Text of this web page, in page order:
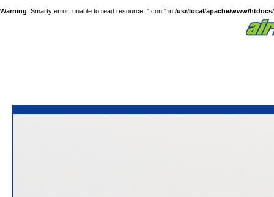
Warning: Smarty error: unable to read resource: ".conf" in /usr/local/apache/www/